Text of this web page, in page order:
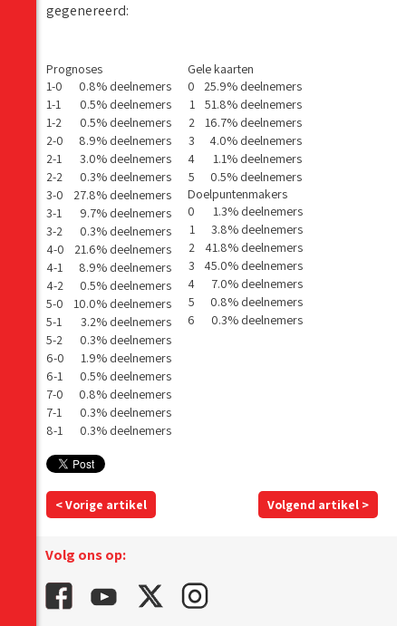
gegenereerd:
Prognoses
1-0
0.8% deelnemers
1-1
0.5% deelnemers
1-2
0.5% deelnemers
2-0
8.9% deelnemers
2-1
3.0% deelnemers
2-2
0.3% deelnemers
3-0
27.8% deelnemers
3-1
9.7% deelnemers
3-2
0.3% deelnemers
4-0
21.6% deelnemers
4-1
8.9% deelnemers
4-2
0.5% deelnemers
5-0
10.0% deelnemers
5-1
3.2% deelnemers
5-2
0.3% deelnemers
6-0
1.9% deelnemers
6-1
0.5% deelnemers
7-0
0.8% deelnemers
7-1
0.3% deelnemers
8-1
0.3% deelnemers
Gele kaarten
0
25.9% deelnemers
1
51.8% deelnemers
2
16.7% deelnemers
3
4.0% deelnemers
4
1.1% deelnemers
5
0.5% deelnemers
Doelpuntenmakers
0
1.3% deelnemers
1
3.8% deelnemers
2
41.8% deelnemers
3
45.0% deelnemers
4
7.0% deelnemers
5
0.8% deelnemers
6
0.3% deelnemers
< Vorige artikel Volgend artikel >
Volg ons op: